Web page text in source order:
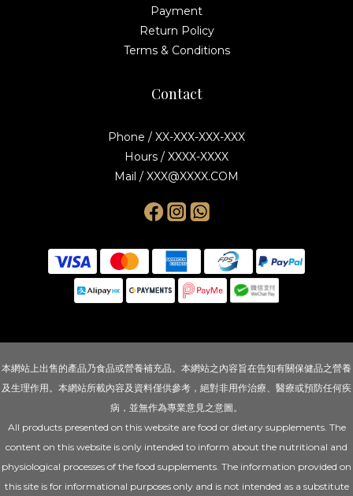
Payment
Return Policy
Terms & Conditions
Contact
Phone / XX-XXX-XXX-XXX
Hours / XXXX-XXXX
Mail / XXX@XXXX.COM
本網站上出售的產品乃食品或營養補充品。本網站之內容旨在告知有關保健品之營養
及生理作用。本網站所載內容及資料僅供參考，絕對非用作治療、醫療或預防任何疾
病，並無作為專業意見之意圖。
All products presented on this website are food or dietary supplements. The
content on this website is only intended to inform about the nutritional and
physiological processes of the food supplements. The information provided on
this site is for informational purposes only and is not intended as a substitute